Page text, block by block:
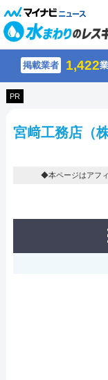
掲載業者 1,422
PR
宮﨑工務店（
◆本ページはアフ